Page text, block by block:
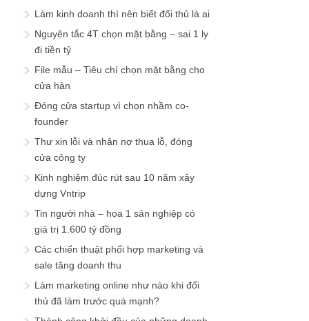
Làm kinh doanh thì nên biết đối thủ là ai
Nguyên tắc 4T chọn mặt bằng – sai 1 ly
đi tiền tỷ
File mẫu – Tiêu chí chọn mặt bằng cho
cửa hàn
Đóng cửa startup vì chọn nhầm co-
founder
Thư xin lỗi và nhận nợ thua lỗ, đóng
cửa công ty
Kinh nghiệm đúc rút sau 10 năm xây
dựng Vntrip
Tin người nhà – họa 1 sản nghiệp có
giá trị 1.600 tỷ đồng
Các chiến thuật phối hợp marketing và
sale tăng doanh thu
Làm marketing online như nào khi đối
thủ đã làm trước quá mạnh?